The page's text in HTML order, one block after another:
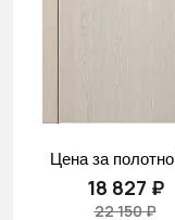
Цена за полотно
18 827 ₽
22 150 ₽